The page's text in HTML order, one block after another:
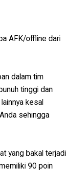
AFK/offline dari
dalam tim
tinggi dan
kesal
sehingga
yang bakal terjadi
90 poin